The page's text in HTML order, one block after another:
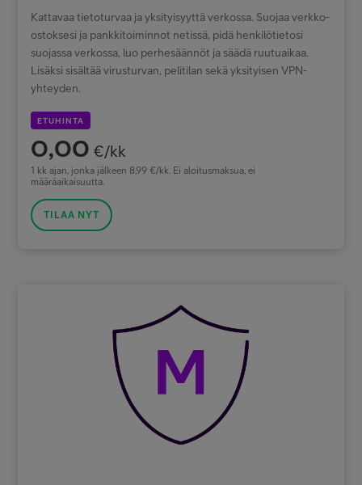
Kattavaa tietoturvaa ja yksityisyyttä verkossa. Suojaa verkko-
ostoksesi ja pankkitoiminnot netissä, pidä henkilötietosi
suojassa verkossa, luo perhesäännöt ja säädä ruutuaikaa.
Lisäksi sisältää virusturvan, pelitilan sekä yksityisen VPN-
yhteyden.
ETUHINTA
0,00 €/kk
1 kk ajan, jonka jälkeen 8,99 €/kk. Ei aloitusmaksua, ei
määräaikaisuutta.
TILAA NYT